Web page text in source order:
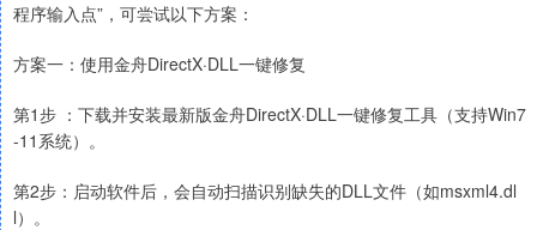
程序输入点”，可尝试以下方案：
方案一：使用金舟DirectX·DLL一键修复
第1步 ：下载并安装最新版金舟DirectX·DLL一键修复工具（支持Win7
-11系统）。
第2步：启动软件后，会自动扫描识别缺失的DLL文件（如msxml4.dl
l）。